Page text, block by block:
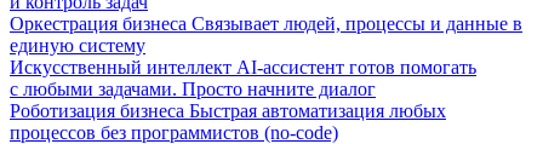
Оркестрация бизнеса Связывает людей, процессы и данные в
единую систему
Искусственный интеллект AI-ассистент готов помогать
с любыми задачами. Просто начните диалог
Роботизация бизнеса Быстрая автоматизация любых
процессов без программистов (no-code)